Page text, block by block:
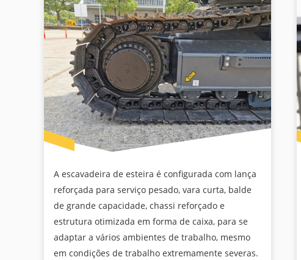
A escavadeira de esteira é configurada com lança
reforçada para serviço pesado, vara curta, balde
de grande capacidade, chassi reforçado e
estrutura otimizada em forma de caixa, para se
adaptar a vários ambientes de trabalho, mesmo
em condições de trabalho extremamente severas.